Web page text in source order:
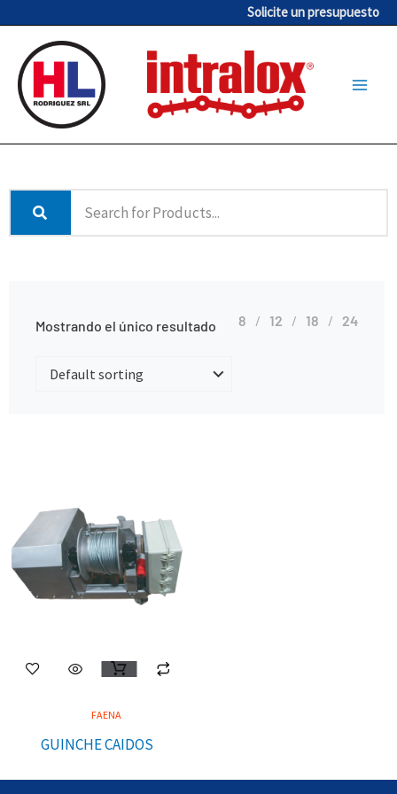
contenido
Solicite un presupuesto
Mostrando el único resultado 8 12 18 24
FAENA
GUINCHE CAIDOS